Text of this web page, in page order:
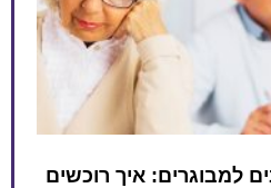
למבוגרים: איך רוכשים